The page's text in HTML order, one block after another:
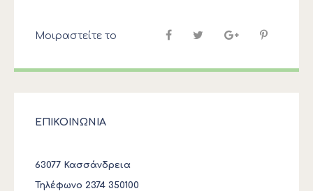
Μοιραστείτε το
ΕΠΙΚΟΙΝΩΝΙΑ
63077 Κασσάνδρεια
Τηλέφωνο 2374 350100